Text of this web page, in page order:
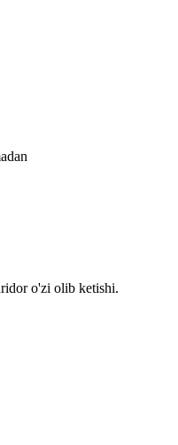
o'zi olib ketishi.